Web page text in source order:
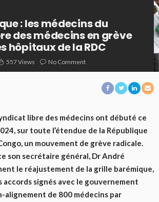
: les médecins du
des médecins en grève
hôpitaux de la RDC
557 Views No Comment
libre des médecins ont débuté ce
sur toute l’étendue de la République
un mouvement de grève radicale.
son secrétaire général, Dr André
le réajustement de la grille barémique,
accords signés avec le gouvernement
alignement de 800 médecins par